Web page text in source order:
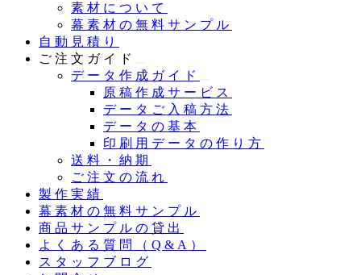
素材について
幕素材の無料サンプル
自動見積り
ご注文ガイド
データ作成ガイド
原稿作成サービス
データご入稿方法
データの基本
印刷用データの作り方
送料・納期
ご注文の流れ
製作実績
幕素材の無料サンプル
商品サンプルの貸出
よくある質問（Q&A）
スタッフブログ